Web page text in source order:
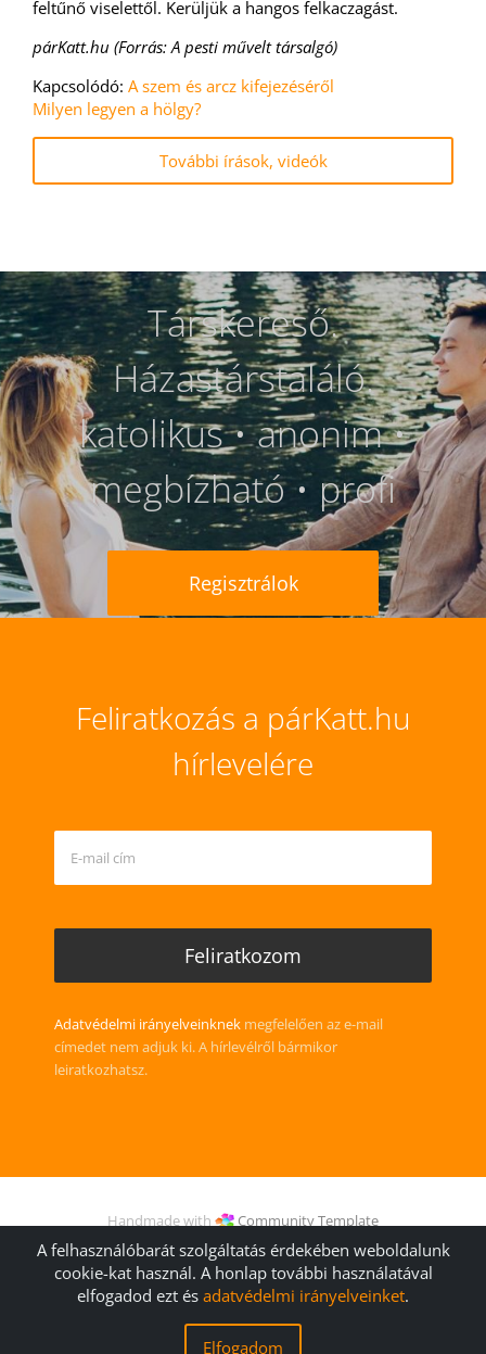
feltűnő viselettől. Kerüljük a hangos felkaczagást.
párKatt.hu (Forrás: A pesti művelt társalgó)
Kapcsolódó: A szem és arcz kifejezéséről
Milyen legyen a hölgy?
További írások, videók
Társkereső.
Házastárstaláló.
katolikus • anonim •
megbízható • profi
Regisztrálok
Feliratkozás a párKatt.hu
hírlevelére
Adatvédelmi irányelveinknek megfelelően az e-mail
címedet nem adjuk ki. A hírlevélről bármikor
leiratkozhatsz.
Handmade with
Community Template
© 2006 (kathTreff) -2026 Gudrun Kugler
A felhasználóbarát szolgáltatás érdekében weboldalunk
cookie-kat használ. A honlap további használatával
elfogadod ezt és adatvédelmi irányelveinket.
Elfogadom